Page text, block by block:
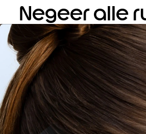
Negeer alle
in op